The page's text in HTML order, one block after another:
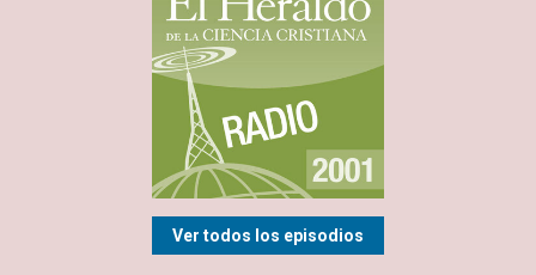
Ver todos los episodios